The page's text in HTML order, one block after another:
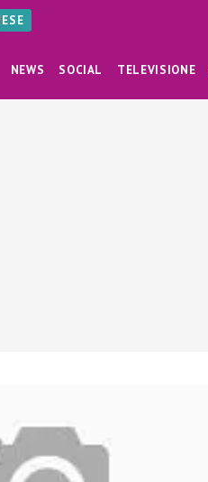
NEWS SOCIAL TELEVISIONE